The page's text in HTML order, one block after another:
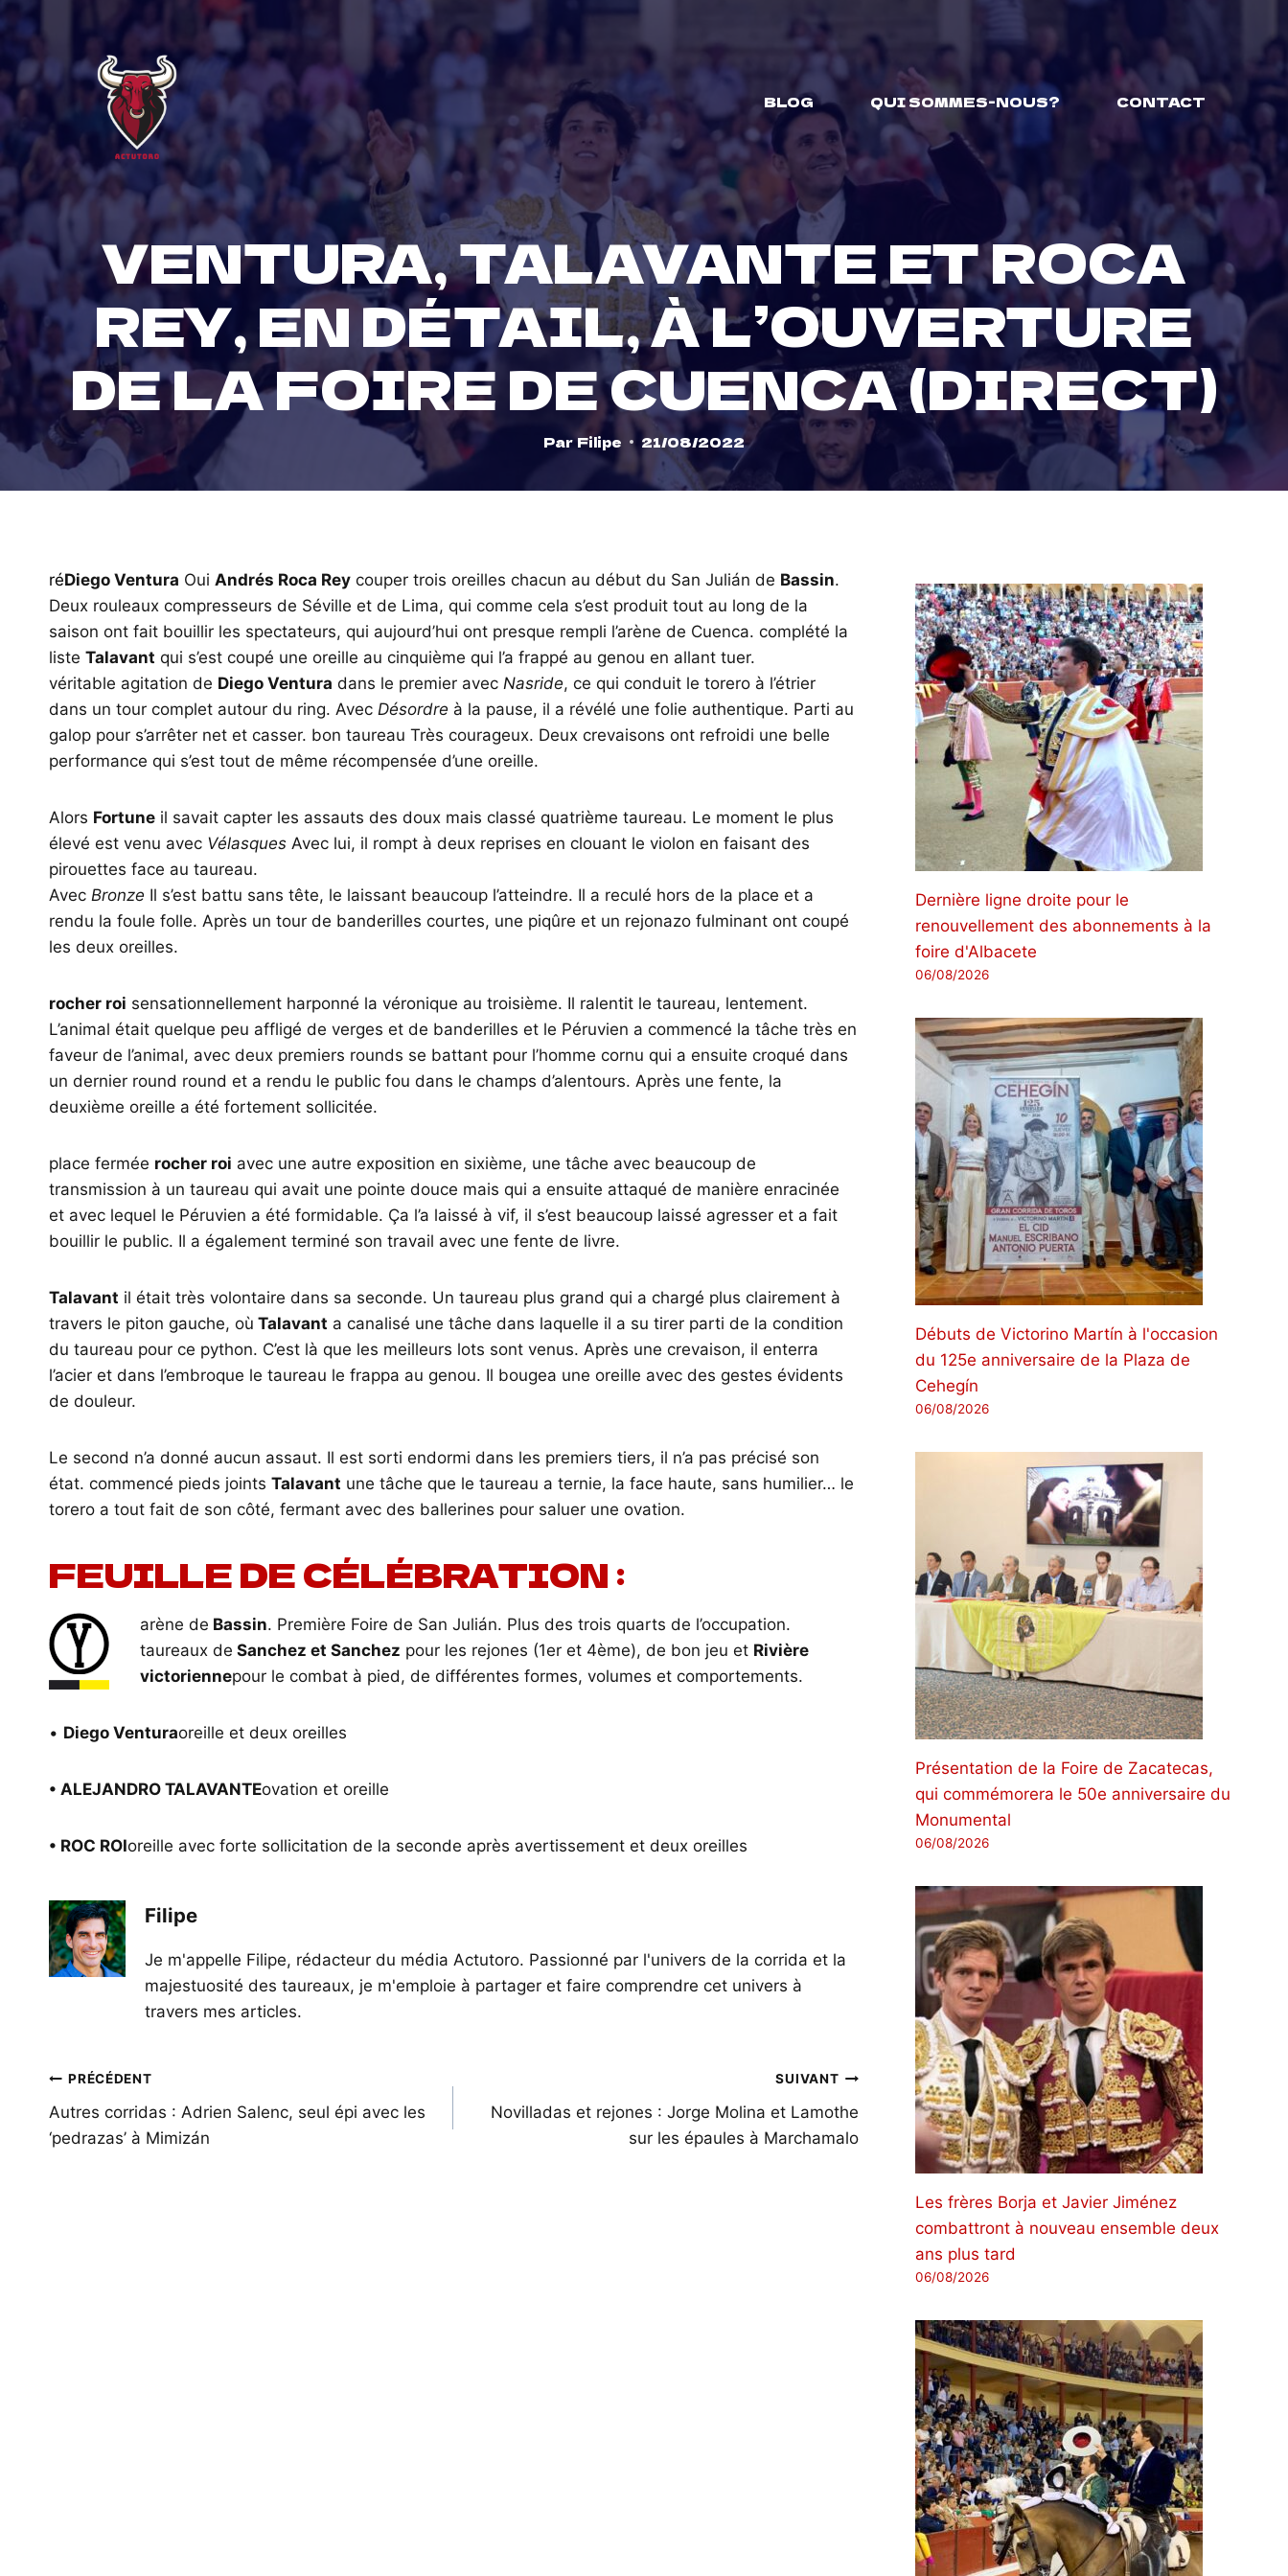
content
BLOG
QUI SOMMES-NOUS? CONTACT
VENTURA, TALAVANTE ET ROCA
REY, EN DÉTAIL, À L’OUVERTURE
DE LA FOIRE DE CUENCA (DIRECT)
ParFilipe 21/08/2022
réDiego Ventura Oui Andrés Roca Rey couper trois oreilles chacun au début du San Julián de Bassin.
Deux rouleaux compresseurs de Séville et de Lima, qui comme cela s’est produit tout au long de la
saison ont fait bouillir les spectateurs, qui aujourd’hui ont presque rempli l’arène de Cuenca. complété la
liste Talavant qui s’est coupé une oreille au cinquième qui l’a frappé au genou en allant tuer.
véritable agitation de Diego Ventura dans le premier avec Nasride, ce qui conduit le torero à l’étrier
dans un tour complet autour du ring. Avec Désordre à la pause, il a révélé une folie authentique. Parti au
galop pour s’arrêter net et casser. bon taureau Très courageux. Deux crevaisons ont refroidi une belle
performance qui s’est tout de même récompensée d’une oreille.
Alors Fortune il savait capter les assauts des doux mais classé quatrième taureau. Le moment le plus
élevé est venu avec Vélasques Avec lui, il rompt à deux reprises en clouant le violon en faisant des
pirouettes face au taureau.
Avec Bronze Il s’est battu sans tête, le laissant beaucoup l’atteindre. Il a reculé hors de la place et a
rendu la foule folle. Après un tour de banderilles courtes, une piqûre et un rejonazo fulminant ont coupé
les deux oreilles.
rocher roi sensationnellement harponné la véronique au troisième. Il ralentit le taureau, lentement.
L’animal était quelque peu affligé de verges et de banderilles et le Péruvien a commencé la tâche très en
faveur de l’animal, avec deux premiers rounds se battant pour l’homme cornu qui a ensuite croqué dans
un dernier round round et a rendu le public fou dans le champs d’alentours. Après une fente, la
deuxième oreille a été fortement sollicitée.
place fermée rocher roi avec une autre exposition en sixième, une tâche avec beaucoup de
transmission à un taureau qui avait une pointe douce mais qui a ensuite attaqué de manière enracinée
et avec lequel le Péruvien a été formidable. Ça l’a laissé à vif, il s’est beaucoup laissé agresser et a fait
bouillir le public. Il a également terminé son travail avec une fente de livre.
Talavant il était très volontaire dans sa seconde. Un taureau plus grand qui a chargé plus clairement à
travers le piton gauche, où Talavant a canalisé une tâche dans laquelle il a su tirer parti de la condition
du taureau pour ce python. C’est là que les meilleurs lots sont venus. Après une crevaison, il enterra
l’acier et dans l’embroque le taureau le frappa au genou. Il bougea une oreille avec des gestes évidents
de douleur.
Le second n’a donné aucun assaut. Il est sorti endormi dans les premiers tiers, il n’a pas précisé son
état. commencé pieds joints Talavant une tâche que le taureau a ternie, la face haute, sans humilier… le
torero a tout fait de son côté, fermant avec des ballerines pour saluer une ovation.
FEUILLE DE CÉLÉBRATION :
arène de Bassin. Première Foire de San Julián. Plus des trois quarts de l’occupation.
taureaux de Sanchez et Sanchez pour les rejones (1er et 4ème), de bon jeu et Rivière
victoriennepour le combat à pied, de différentes formes, volumes et comportements.
• Diego Venturaoreille et deux oreilles
• ALEJANDRO TALAVANTEovation et oreille
• ROC ROIoreille avec forte sollicitation de la seconde après avertissement et deux oreilles
Filipe
Je m'appelle Filipe, rédacteur du média Actutoro. Passionné par l'univers de la corrida et la
majestuosité des taureaux, je m'emploie à partager et faire comprendre cet univers à
travers mes articles.
Navigation
de
l’article
PRÉCÉDENT
Autres corridas : Adrien Salenc, seul épi avec les
‘pedrazas’ à Mimizán
SUIVANT
Novilladas et rejones : Jorge Molina et Lamothe
sur les épaules à Marchamalo
Dernière ligne droite pour le
renouvellement des abonnements à la
foire d'Albacete
06/08/2026
Débuts de Victorino Martín à l'occasion
du 125e anniversaire de la Plaza de
Cehegín
06/08/2026
Présentation de la Foire de Zacatecas,
qui commémorera le 50e anniversaire du
Monumental
06/08/2026
Les frères Borja et Javier Jiménez
combattront à nouveau ensemble deux
ans plus tard
06/08/2026